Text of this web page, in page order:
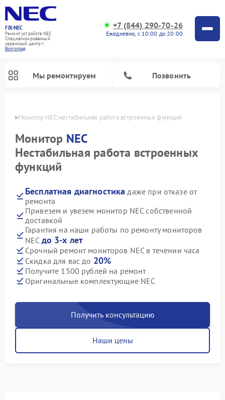
FIX-NEC
Ремонт устройств NEC
Специализированный
cервисный центр г.
Волгоград
+7 (844) 290-70-26
Ежедневно, с 10:00 до 20:00
Мы ремонтируем Позвонить
Монитор NEC нестабильная работа встроенных функций
Монитор NEC
Нестабильная работа встроенных
функций
Бесплатная диагностика даже при отказе от
ремонта
Привезем и увезем монитор NEC собственной
доставкой
Гарантия на наши работы по ремонту мониторов
NEC до 3-х лет
Срочный ремонт мониторов NEC в течении часа
Скидка для вас до 20%
Получите 1500 рублей на ремонт
Оригинальные комплектующие NEC
Получить консультацию
Наши цены